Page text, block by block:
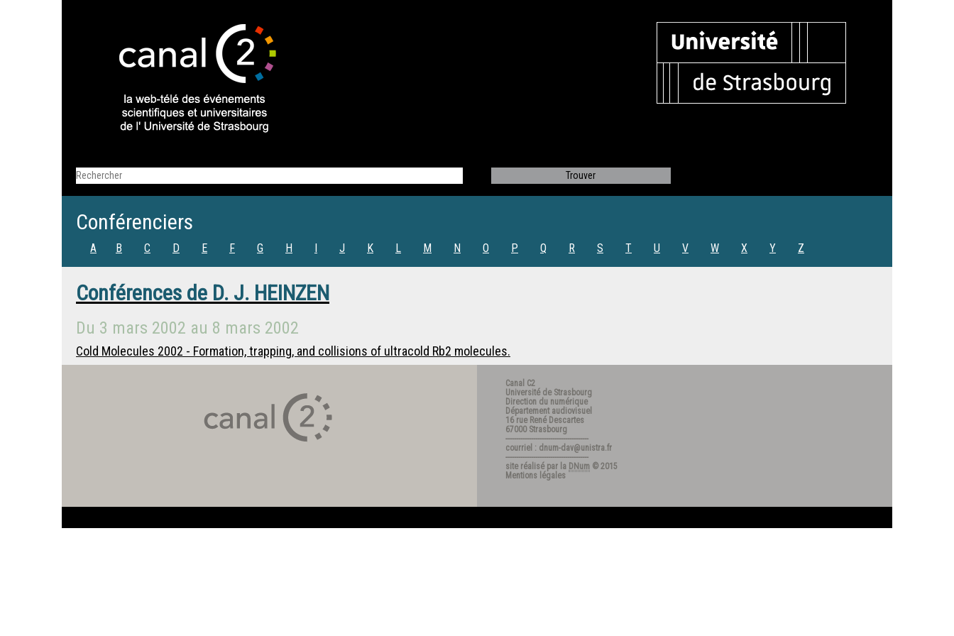
Conférenciers
A B C D E F G H I J K L M N O P Q R S T U V W X Y Z
Conférences de D. J. HEINZEN
Du 3 mars 2002 au 8 mars 2002
Cold Molecules 2002 - Formation, trapping, and collisions of ultracold Rb2 molecules.
Canal C2
Université de Strasbourg
Direction du numérique
Département audiovisuel
16 rue René Descartes
67000 Strasbourg
---------------------------------------
courriel : dnum-dav@unistra.fr
---------------------------------------
site réalisé par la DNum © 2015
Mentions légales